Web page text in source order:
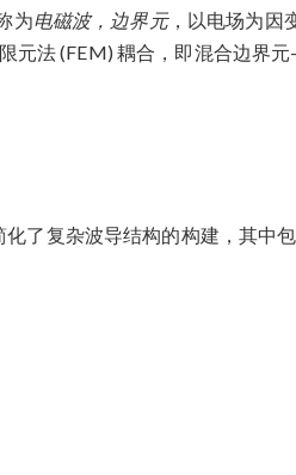
为电磁波，边界元，以电场为因
元法 (FEM) 耦合，即混合边界
了复杂波导结构的构建，其中